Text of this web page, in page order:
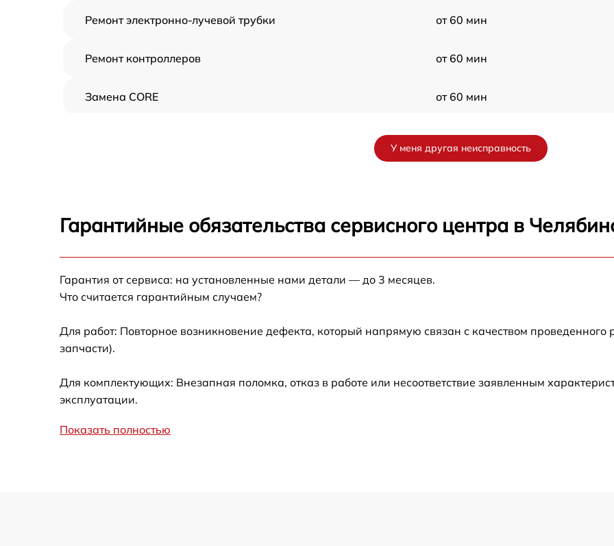
Ремонт электронно-лучевой трубки от 60 мин
Ремонт контроллеров от 60 мин
Замена CORE от 60 мин
от 60 мин
Ремонт встроенного дальнометра и
других устройств
Замена микросхемы логики от 60 мин
Ремонт цепи питания
У меня другая неисправность
Гарантийные обязательства сервисного центра в
Гарантия от сервиса: на установленные нами детали — до 3 месяцев.
Что считается гарантийным случаем?
Для работ: Повторное возникновение дефекта, который напрямую связан с качеством
запчасти).
Для комплектующих: Внезапная поломка, отказ в работе или несоответствие заявленным
эксплуатации.
Показать полностью